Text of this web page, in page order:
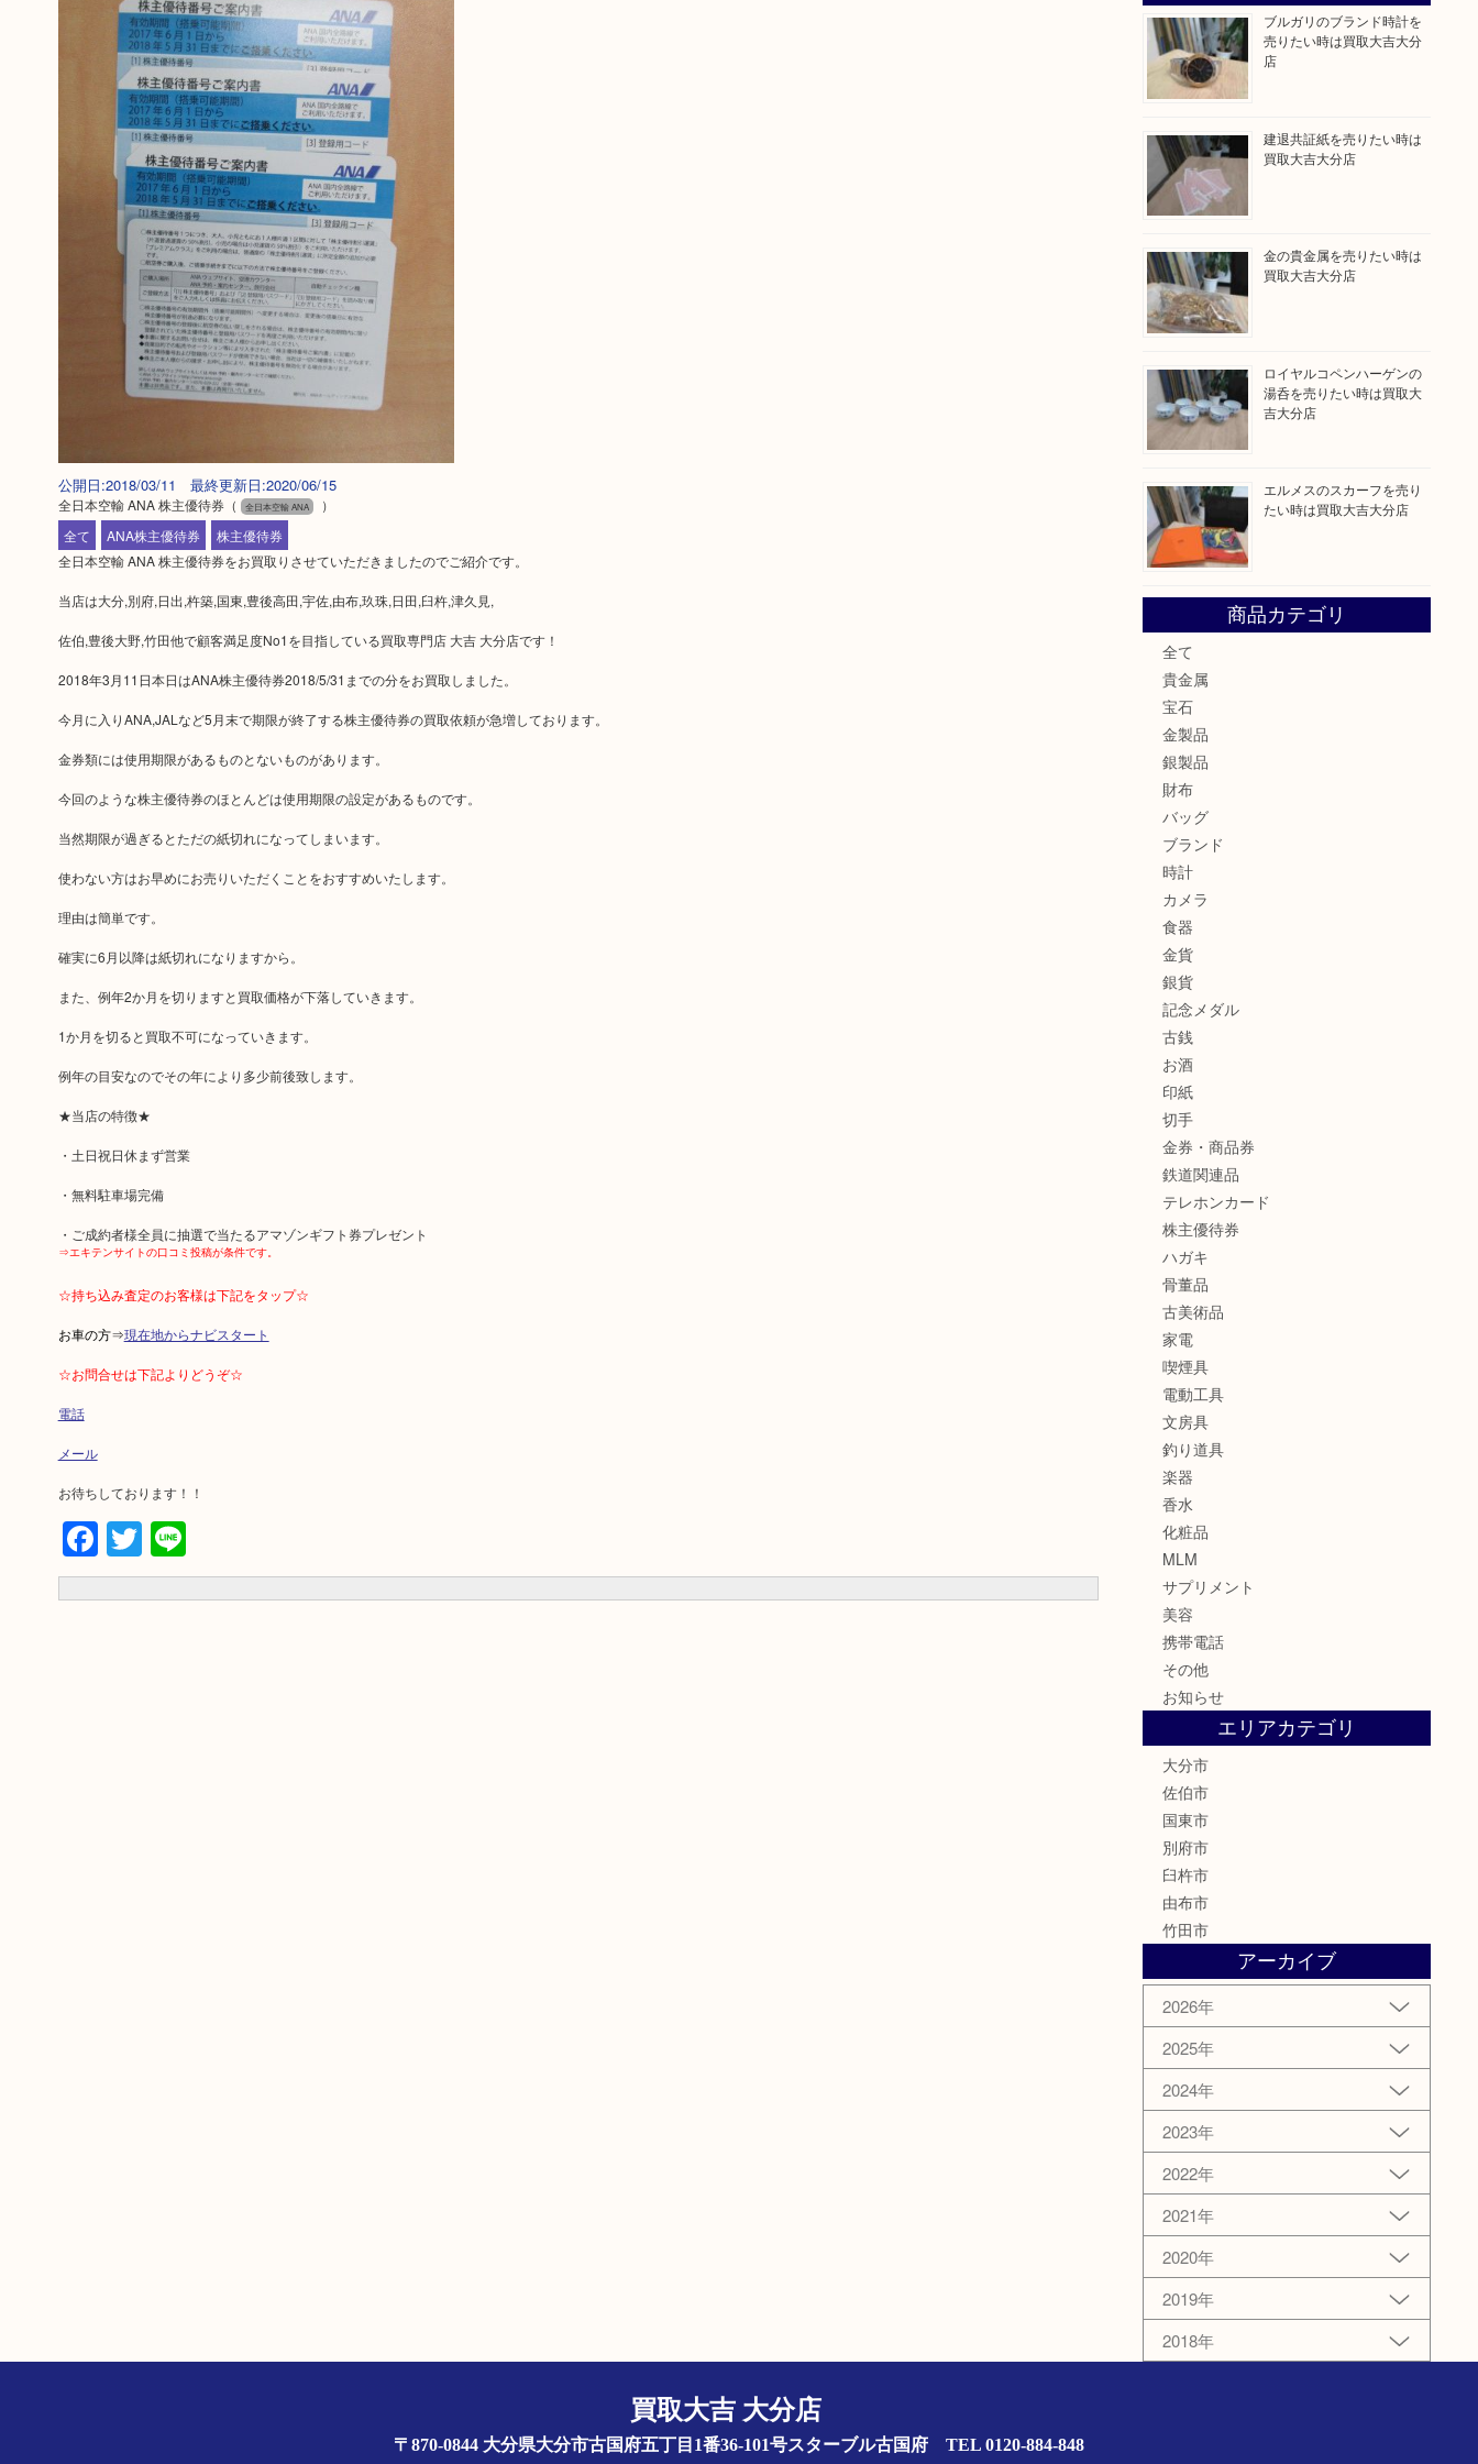
公開日:2018/03/11 最終更新日:2020/06/15
全日本空輸 ANA 株主優待券（ 全日本空輸 ANA
）
全て
ANA株主優待券
株主優待券
全日本空輸 ANA 株主優待券をお買取りさせていただきましたのでご紹介です。
当店は大分,別府,日出,杵築,国東,豊後高田,宇佐,由布,玖珠,日田,臼杵,津久見,
佐伯,豊後大野,竹田他で顧客満足度No1を目指している買取専門店 大吉 大分店です！
2018年3月11日本日はANA株主優待券2018/5/31までの分をお買取しました。
今月に入りANA,JALなど5月末で期限が終了する株主優待券の買取依頼が急増しております。
金券類には使用期限があるものとないものがあります。
今回のような株主優待券のほとんどは使用期限の設定があるものです。
当然期限が過ぎるとただの紙切れになってしまいます。
使わない方はお早めにお売りいただくことをおすすめいたします。
理由は簡単です。
確実に6月以降は紙切れになりますから。
また、例年2か月を切りますと買取価格が下落していきます。
1か月を切ると買取不可になっていきます。
例年の目安なのでその年により多少前後致します。
★当店の特徴★
・土日祝日休まず営業
・無料駐車場完備
・ご成約者様全員に抽選で当たるアマゾンギフト券プレゼント
⇒エキテンサイトの口コミ投稿が条件です。
☆持ち込み査定のお客様は下記をタップ☆
お車の方⇒現在地からナビスタート
☆お問合せは下記よりどうぞ☆
電話
メール
お待ちしております！！
Facebook
Twitter
Line
ブルガリのブランド時計を
売りたい時は買取大吉大分
店
建退共証紙を売りたい時は
買取大吉大分店
金の貴金属を売りたい時は
買取大吉大分店
ロイヤルコペンハーゲンの
湯呑を売りたい時は買取大
吉大分店
エルメスのスカーフを売り
たい時は買取大吉大分店
商品カテゴリ
全て
貴金属
宝石
金製品
銀製品
財布
バッグ
ブランド
時計
カメラ
食器
金貨
銀貨
記念メダル
古銭
お酒
印紙
切手
金券・商品券
鉄道関連品
テレホンカード
株主優待券
ハガキ
骨董品
古美術品
家電
喫煙具
電動工具
文房具
釣り道具
楽器
香水
化粧品
MLM
サプリメント
美容
携帯電話
その他
お知らせ
エリアカテゴリ
大分市
佐伯市
国東市
別府市
臼杵市
由布市
竹田市
アーカイブ
2026年
2025年
2024年
2023年
2022年
2021年
2020年
2019年
2018年
買取大吉 大分店
〒870-0844 大分県大分市古国府五丁目1番36-101号スターブル古国府 TEL 0120-884-848